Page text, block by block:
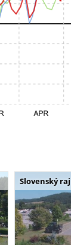
Slovenský